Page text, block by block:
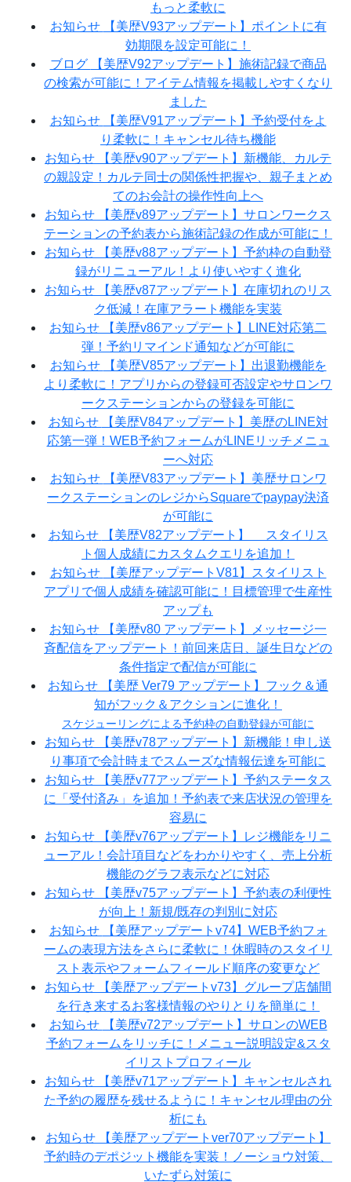
もっと柔軟に
お知らせ
【美歴V93アップデート】ポイントに有
効期限を設定可能に！
ブログ
【美歴V92アップデート】施術記録で商品
の検索が可能に！アイテム情報を掲載しやすくなり
ました
お知らせ
【美歴V91アップデート】予約受付をよ
り柔軟に！キャンセル待ち機能
お知らせ
【美歴v90アップデート】新機能、カルテ
の親設定！カルテ同士の関係性把握や、親子まとめ
てのお会計の操作性向上へ
お知らせ
【美歴v89アップデート】サロンワークス
テーションの予約表から施術記録の作成が可能に！
お知らせ
【美歴v88アップデート】予約枠の自動登
録がリニューアル！より使いやすく進化
お知らせ
【美歴v87アップデート】在庫切れのリス
ク低減！在庫アラート機能を実装
お知らせ
【美歴v86アップデート】LINE対応第二
弾！予約リマインド通知などが可能に
お知らせ
【美歴V85アップデート】出退勤機能を
より柔軟に！アプリからの登録可否設定やサロンワ
ークステーションからの登録を可能に
お知らせ
【美歴V84アップデート】美歴のLINE対
応第一弾！WEB予約フォームがLINEリッチメニュ
ーへ対応
お知らせ
【美歴V83アップデート】美歴サロンワ
ークステーションのレジからSquareでpaypay決済
が可能に
お知らせ
【美歴V82アップデート】 スタイリス
ト個人成績にカスタムクエリを追加！
お知らせ
【美歴アップデートV81】スタイリスト
アプリで個人成績を確認可能に！目標管理で生産性
アップも
お知らせ
【美歴v80 アップデート】メッセージ一
斉配信をアップデート！前回来店日、誕生日などの
条件指定で配信が可能に
お知らせ
【美歴 Ver79 アップデート】フック＆通
知がフック＆アクションに進化！
スケジューリングによる予約枠の自動登録が可能に
お知らせ
【美歴v78アップデート】新機能！申し送
り事項で会計時までスムーズな情報伝達を可能に
お知らせ
【美歴v77アップデート】予約ステータス
に「受付済み」を追加！予約表で来店状況の管理を
容易に
お知らせ
【美歴v76アップデート】レジ機能をリニ
ューアル！会計項目などをわかりやすく、売上分析
機能のグラフ表示などに対応
お知らせ
【美歴v75アップデート】予約表の利便性
が向上！新規/既存の判別に対応
お知らせ
【美歴アップデートv74】WEB予約フォ
ームの表現方法をさらに柔軟に！休暇時のスタイリ
スト表示やフォームフィールド順序の変更など
お知らせ
【美歴アップデートv73】グループ店舗間
を行き来するお客様情報のやりとりを簡単に！
お知らせ
【美歴v72アップデート】サロンのWEB
予約フォームをリッチに！メニュー説明設定&スタ
イリストプロフィール
お知らせ
【美歴v71アップデート】キャンセルされ
た予約の履歴を残せるように！キャンセル理由の分
析にも
お知らせ
【美歴アップデートver70アップデート】
予約時のデポジット機能を実装！ノーショウ対策、
いたずら対策に